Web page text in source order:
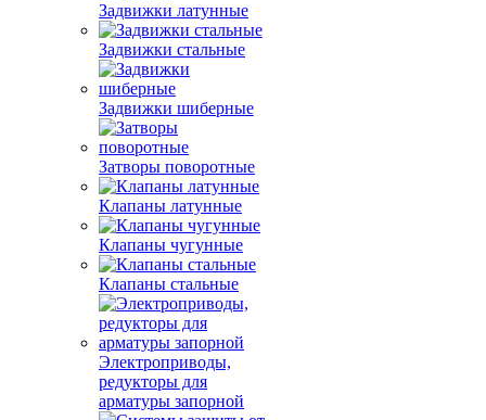
Задвижки латунные
Задвижки стальные
Задвижки шиберные
Затворы поворотные
Клапаны латунные
Клапаны чугунные
Клапаны стальные
Электроприводы,
редукторы для
арматуры запорной